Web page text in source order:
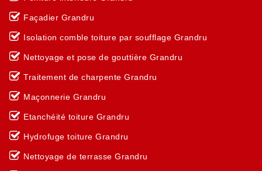
Façadier Grandru
Isolation comble toiture par soufflage Grandru
Nettoyage et pose de gouttière Grandru
Traitement de charpente Grandru
Maçonnerie Grandru
Etanchéité toiture Grandru
Hydrofuge toiture Grandru
Nettoyage de terrasse Grandru